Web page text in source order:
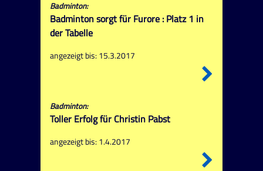
Badminton:
Badminton sorgt für Furore : Platz 1 in
der Tabelle
angezeigt bis: 15.3.2017
Badminton:
Toller Erfolg für Christin Pabst
angezeigt bis: 1.4.2017